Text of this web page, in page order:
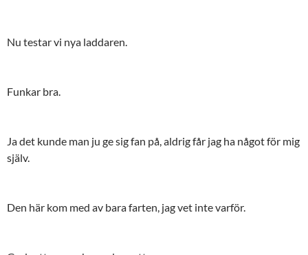
Nu testar vi nya laddaren.
Funkar bra.
Ja det kunde man ju ge sig fan på, aldrig får jag ha något för mig
själv.
Den här kom med av bara farten, jag vet inte varför.